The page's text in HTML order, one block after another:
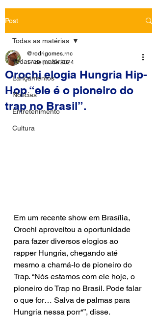
Post
Todas as matérias
Lançamentos
Notícias
Entretenimento
Cultura
Todas as matérias
Orochi elogia Hungria Hip-
Hop “ele é o pioneiro do
trap no Brasil”.
@rodrigomes.rnc
17 de jul. de 2024
Em um recente show em Brasília,
Orochi aproveitou a oportunidade
para fazer diversos elogios ao
rapper Hungria, chegando até
mesmo a chamá-lo de pioneiro do
Trap. “Nós estamos com ele hoje, o
pioneiro do Trap no Brasil. Pode falar
o que for… Salva de palmas para
Hungria nessa porr*”, disse.